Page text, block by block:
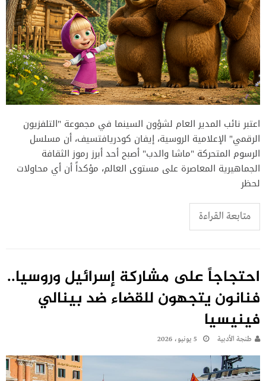
اعتبر نائب المدير العام لشؤون السينما في مجموعة "التلفزيون
الرقمي" الإعلامية الروسية، إيفان كودريافتسيف، أن مسلسل
الرسوم المتحركة "ماشا والدب" أصبح أحد أبرز رموز الثقافة
الجماهيرية المعاصرة على مستوى العالم، مؤكداً أن أي محاولات
لحظر
متابعة القراءة
احتجاجاً على مشاركة إسرائيل وروسيا..
فنانون يتجهون للقضاء ضد بينالي
فينيسيا
طنجة الأدبية 5 يونيو، 2026